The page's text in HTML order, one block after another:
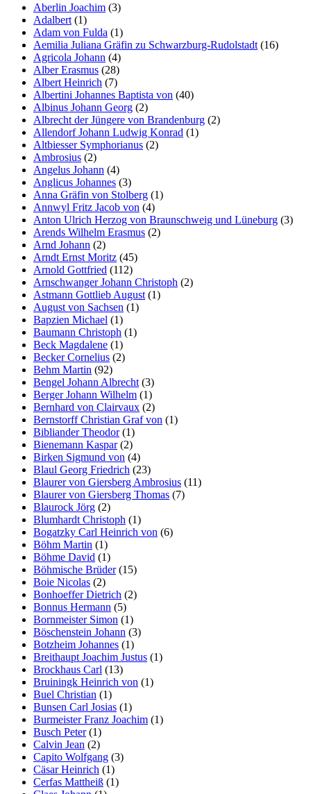
Aberlin Joachim (3)
Adalbert (1)
Adam von Fulda (1)
Aemilia Juliana Gräfin zu Schwarzburg-Rudolstadt (16)
Agricola Johann (4)
Alber Erasmus (28)
Albert Heinrich (7)
Albertini Johannes Baptista von (40)
Albinus Johann Georg (2)
Albrecht der Jüngere von Brandenburg (2)
Allendorf Johann Ludwig Konrad (1)
Altbiesser Symphorianus (2)
Ambrosius (2)
Angelus Johann (4)
Anglicus Johannes (3)
Anna Gräfin von Stolberg (1)
Annwyl Fritz Jacob von (4)
Anton Ulrich Herzog von Braunschweig und Lüneburg (3)
Arends Wilhelm Erasmus (2)
Arnd Johann (2)
Arndt Ernst Moritz (45)
Arnold Gottfried (112)
Arnschwanger Johann Christoph (2)
Astmann Gottlieb August (1)
August von Sachsen (1)
Bapzien Michael (1)
Baumann Christoph (1)
Beck Magdalene (1)
Becker Cornelius (2)
Behm Martin (92)
Bengel Johann Albrecht (3)
Berger Johann Wilhelm (1)
Bernhard von Clairvaux (2)
Bernstorff Christian Graf von (1)
Bibliander Theodor(1)
Bienemann Kaspar(2)
Birken Sigmund von (4)
Blaul Georg Friedrich (23)
Blaurer von Giersberg Ambrosius (11)
Blaurer von Giersberg Thomas (7)
Blaurock Jörg (2)
Blumhardt Christoph (1)
Bogatzky Carl Heinrich von (6)
Böhm Martin (1)
Böhme David (1)
Böhmische Brüder(15)
Boie Nicolas (2)
Bonhoeffer Dietrich (2)
Bonnus Hermann (5)
Bornmeister Simon (1)
Böschenstein Johann (3)
Botzheim Johannes (1)
Breithaupt Joachim Justus (1)
Brockhaus Carl (13)
Bruiningk Heinrich von (1)
Buel Christian (1)
Bunsen Carl Josias (1)
Burmeister Franz Joachim (1)
Busch Peter(1)
Calvin Jean (2)
Capito Wolfgang (3)
Cäsar Heinrich (1)
Cerfas Mattheiß (1)